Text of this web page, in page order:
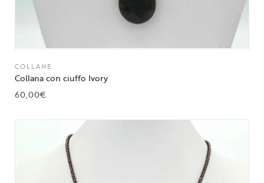
COLLANE
Collana con ciuffo Ivory
60,00€